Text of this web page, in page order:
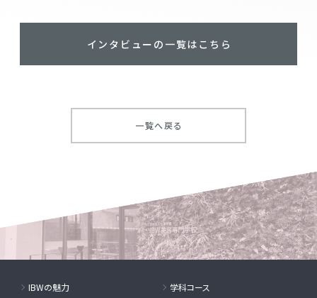
インタビューの一覧はこちら
一覧へ戻る
IBWの魅力
学科コース